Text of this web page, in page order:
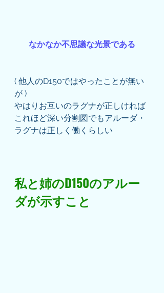
なかなか不思議な光景である
( 他人のD150ではやったことが無い
が )
やはりお互いのラグナが正しければ
これほど深い分割図でもアルーダ・
ラグナは正しく働くらしい
私と姉のD150のアルー
ダが示すこと